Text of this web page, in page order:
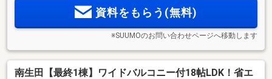
資料をもらう(無料)
※SUUMOのお問い合わせページへ移動します
南生田【最終1棟】ワイドバルコニー付18帖LDK！省エ